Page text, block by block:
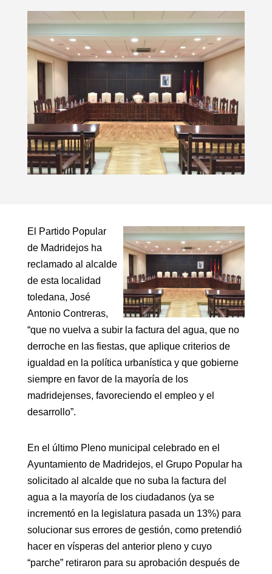
El Partido Popular
de Madridejos ha
reclamado al alcalde
de esta localidad
toledana, José
Antonio Contreras,
“que no vuelva a subir la factura del agua, que no
derroche en las fiestas, que aplique criterios de
igualdad en la política urbanística y que gobierne
siempre en favor de la mayoría de los
madridejenses, favoreciendo el empleo y el
desarrollo”.
En el último Pleno municipal celebrado en el
Ayuntamiento de Madridejos, el Grupo Popular ha
solicitado al alcalde que no suba la factura del
agua a la mayoría de los ciudadanos (ya se
incrementó en la legislatura pasada un 13%) para
solucionar sus errores de gestión, como pretendió
hacer en vísperas del anterior pleno y cuyo
“parche” retiraron para su aprobación después de